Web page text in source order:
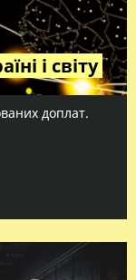
і світу
доплат.